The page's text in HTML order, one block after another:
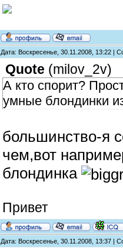
Дата: Воскресенье, 30.11.2008, 13:22 |
Quote (milov_2v)
А кто спорит?
умные блондинки
большинство-я
чем,вот
блондинка
Привет
Дата: Воскресенье, 30.11.2008, 13:37 |